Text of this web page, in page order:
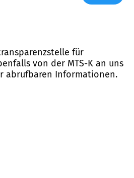
für
von der MTS-K an uns
abrufbaren Informationen.